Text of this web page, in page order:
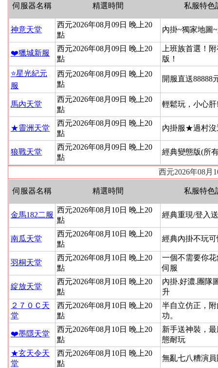
伺服器名稱 精選時間 私服特色
神意天堂
西元2026年08月09日 晚上20
點
內掛~獨家地圖
❤️獵城新服
西元2026年08月09日 晚上20
點
上班族首選！
版！
⭐星光紀元
服
西元2026年08月09日 晚上20
點
開服直送88888
馬內天堂
西元2026年08月09日 晚上20
點
輕鬆玩，小心
★靈洲天堂
西元2026年08月09日 晚上20
點
內掛服★過村
狼戰天堂
西元2026年08月09日 晚上20
點
經典變態版(所
西元2026年08月
伺服器名稱 精選時間 私服特色
金馬182二服
西元2026年08月10日 晚上20
點
經典重現/登入
南瓜天堂
西元2026年08月10日 晚上20
點
經典內掛不玩
羽桐天堂
西元2026年08月10日 晚上20
點
一個不需要你
伺服
綻放天堂
西元2026年08月10日 晚上20
點
內掛.好濃.團隊
升
２７０Ｃ天
堂
西元2026年08月10日 晚上20
點
半自立仿正，
功。
❤️墨隱天堂
西元2026年08月10日 晚上20
點
新手送神裝，
態耐玩
★玄天令天
堂
西元2026年08月10日 晚上20
點
無亂七八糟演